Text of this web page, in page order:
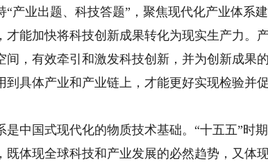
产业出题、科技答题”，聚焦现代化产业体系
能加快将科技创新成果转化为现实生产力。
，有效牵引和激发科技创新，并为创新成果
具体产业和产业链上，才能更好实现检验并
中国式现代化的物质技术基础。“十五五”时
体现全球科技和产业发展的必然趋势，又体